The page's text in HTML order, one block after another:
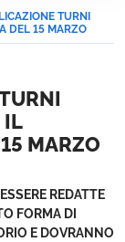
TURNI
DEL 15 MARZO
IL
MARZO
REDATTE
FORMA DI
E DOVRANNO